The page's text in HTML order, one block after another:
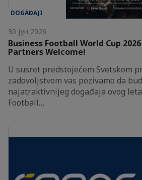
DOGAĐAJI
30 јун 2026
Business Football World Cup
Partners Welcome!
U susret predstojećem Svetskom
zadovoljstvom vas pozivamo da
najatraktivnijeg događaja ovog
Football…